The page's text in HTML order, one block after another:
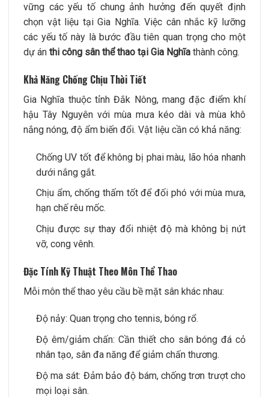
vững các yếu tố chung ảnh hưởng đến quyết định
chọn vật liệu tại Gia Nghĩa. Việc cân nhắc kỹ lưỡng
các yếu tố này là bước đầu tiên quan trọng cho một
dự án thi công sân thể thao tại Gia Nghĩa thành công.
Khả Năng Chống Chịu Thời Tiết
Gia Nghĩa thuộc tỉnh Đắk Nông, mang đặc điểm khí
hậu Tây Nguyên với mùa mưa kéo dài và mùa khô
nắng nóng, độ ẩm biến đổi. Vật liệu cần có khả năng:
Chống UV tốt để không bị phai màu, lão hóa nhanh
dưới nắng gắt.
Chịu ẩm, chống thấm tốt để đối phó với mùa mưa,
hạn chế rêu mốc.
Chịu được sự thay đổi nhiệt độ mà không bị nứt
vỡ, cong vênh.
Đặc Tính Kỹ Thuật Theo Môn Thể Thao
Mỗi môn thể thao yêu cầu bề mặt sân khác nhau:
Độ nảy: Quan trọng cho tennis, bóng rổ.
Độ êm/giảm chấn: Cần thiết cho sân bóng đá cỏ
nhân tạo, sân đa năng để giảm chấn thương.
Độ ma sát: Đảm bảo độ bám, chống trơn trượt cho
mọi loại sân.